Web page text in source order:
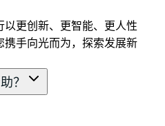
更创新、更智能、更人性
手向光而为，探索发展新
？